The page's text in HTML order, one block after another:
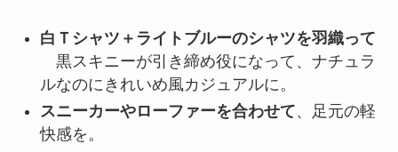
白Ｔシャツ＋ライトブルーのシャツを羽織って
黒スキニーが引き締め役になって、ナチュラ
ルなのにきれいめ風カジュアルに。
スニーカーやローファーを合わせて、足元の軽
快感を。